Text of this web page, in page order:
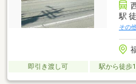
駅
その
即引き渡し可 駅から徒歩